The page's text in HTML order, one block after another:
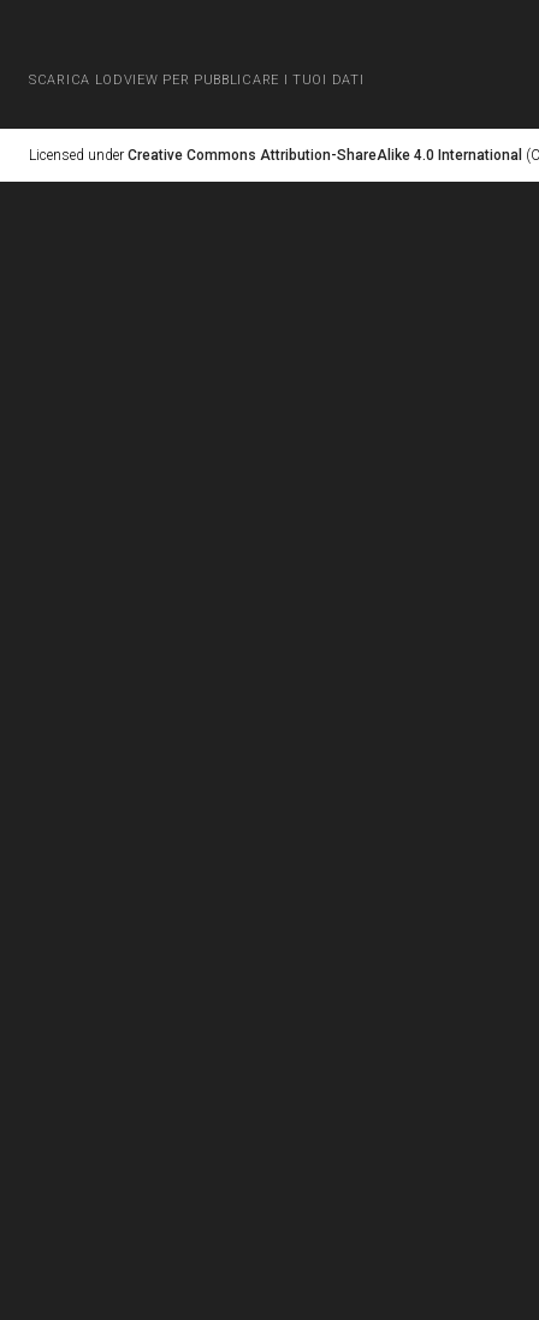
SCARICA LODVIEW PER PUBBLICARE I TUOI DATI
Licensed under Creative Commons Attribution-ShareAlike 4.0 International